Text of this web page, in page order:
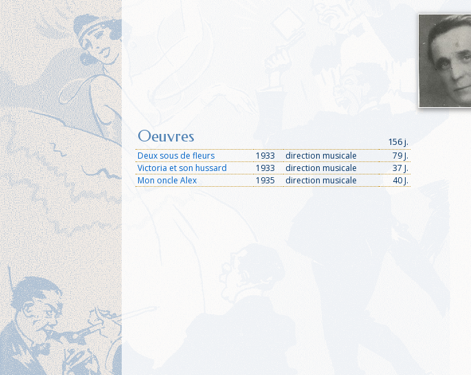
Oeuvres 156 j.
Deux sous de fleurs 1933 direction musicale
79 J.
Victoria et son hussard
1933 direction musicale
37 J.
Mon oncle Alex
1935 direction musicale 40 J.